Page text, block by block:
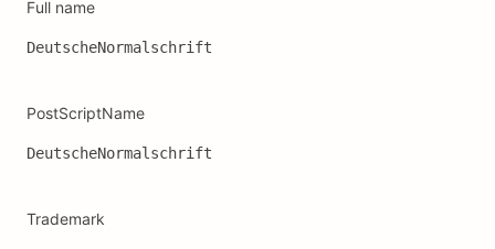
Full name
DeutscheNormalschrift
PostScriptName
DeutscheNormalschrift
Trademark